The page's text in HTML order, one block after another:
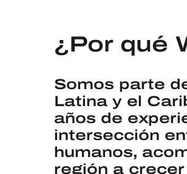
¿Por qué
Somos parte
Latina y el
años de
intersección
humanos,
región a